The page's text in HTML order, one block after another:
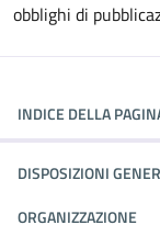
obblighi di
INDICE DELLA
DISPOSIZIONI
ORGANIZZAZIONE